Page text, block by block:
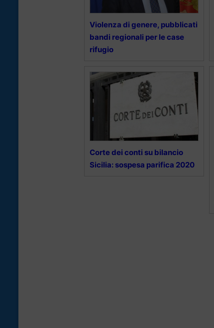
Violenza di genere, pubblicati
bandi regionali per le case
rifugio
Corte dei conti su bilancio
Sicilia: sospesa parifica 2020